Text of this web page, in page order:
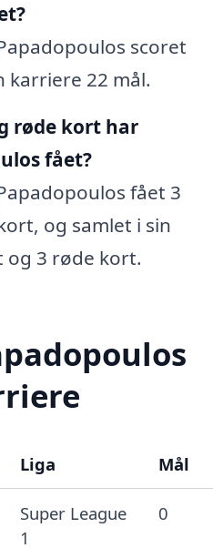
scoret
karriere 22 mål.
røde kort har
fået?
fået 3
og samlet i sin
og 3 røde kort.
Liga Mål
Super League
1
0